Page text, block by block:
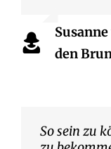
den
So sein zu